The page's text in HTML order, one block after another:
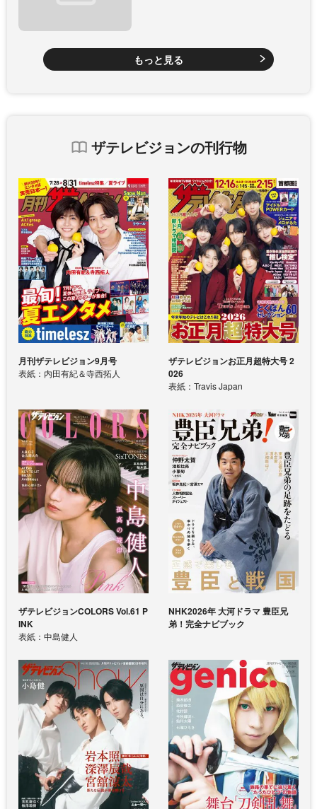
もっと見る
ザテレビジョンの刊行物
月刊ザテレビジョン9月号
表紙：内田有紀＆寺西拓人
ザテレビジョンお正月超特大号 2
026
表紙：Travis Japan
ザテレビジョンCOLORS Vol.61 P
INK
表紙：中島健人
NHK2026年 大河ドラマ 豊臣兄
弟！完全ナビブック